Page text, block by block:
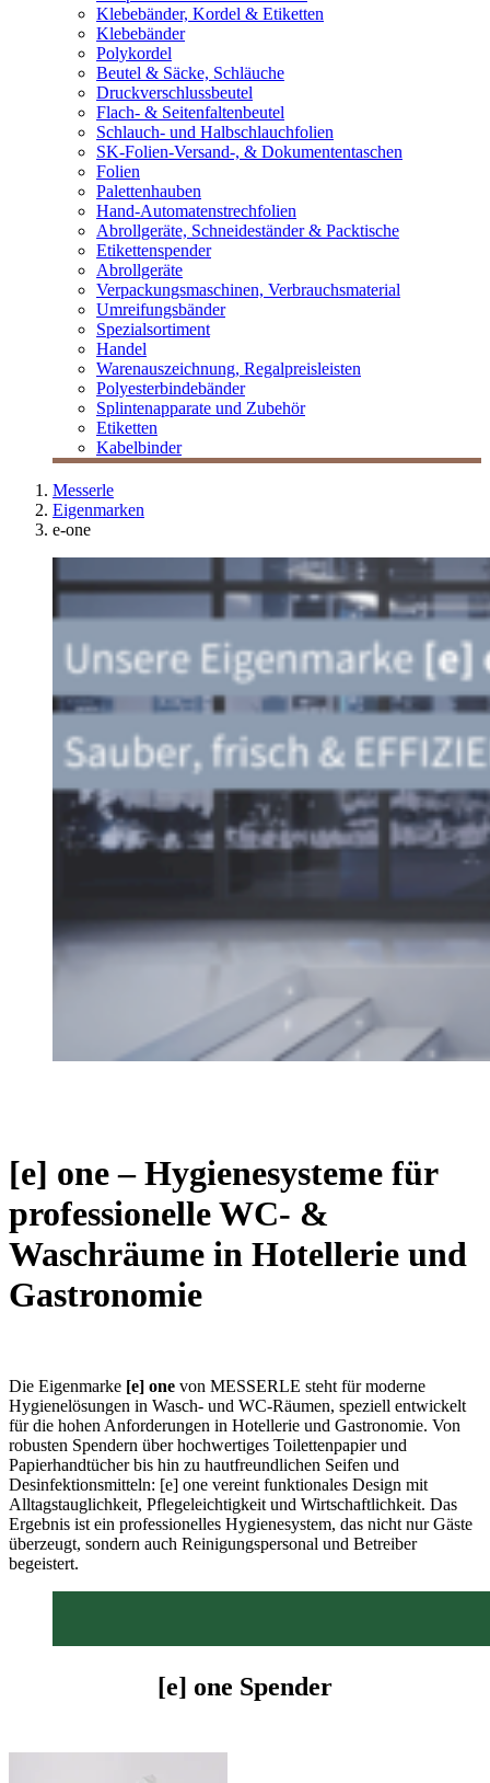
Klebebänder, Kordel & Etiketten
Klebebänder
Polykordel
Beutel & Säcke, Schläuche
Druckverschlussbeutel
Flach- & Seitenfaltenbeutel
Schlauch- und Halbschlauchfolien
SK-Folien-Versand-, & Dokumententaschen
Folien
Palettenhauben
Hand-Automatenstrechfolien
Abrollgeräte, Schneideständer & Packtische
Etikettenspender
Abrollgeräte
Verpackungsmaschinen, Verbrauchsmaterial
Umreifungsbänder
Spezialsortiment
Handel
Warenauszeichnung, Regalpreisleisten
Polyesterbindebänder
Splintenapparate und Zubehör
Etiketten
Kabelbinder
Messerle
Eigenmarken
e-one
[e] one – Hygienesysteme für
professionelle WC- &
Waschräume in Hotellerie und
Gastronomie
Die Eigenmarke [e] one von MESSERLE steht für moderne
Hygienelösungen in Wasch- und WC-Räumen, speziell entwickelt
für die hohen Anforderungen in Hotellerie und Gastronomie. Von
robusten Spendern über hochwertiges Toilettenpapier und
Papierhandtücher bis hin zu hautfreundlichen Seifen und
Desinfektionsmitteln: [e] one vereint funktionales Design mit
Alltagstauglichkeit, Pflegeleichtigkeit und Wirtschaftlichkeit. Das
Ergebnis ist ein professionelles Hygienesystem, das nicht nur Gäste
überzeugt, sondern auch Reinigungspersonal und Betreiber
begeistert.
[e] one Spender